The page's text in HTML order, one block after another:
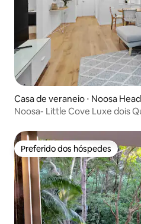
Casa de veraneio ⋅ Noosa
Noosa- Little Cove Luxe dois
Preferido dos hóspedes
Preferido dos hóspedes